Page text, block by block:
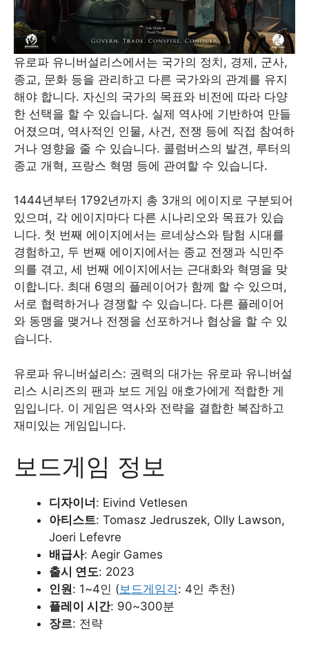
유로파 유니버설리스에서는 국가의 정치, 경제, 군사,
종교, 문화 등을 관리하고 다른 국가와의 관계를 유지
해야 합니다. 자신의 국가의 목표와 비전에 따라 다양
한 선택을 할 수 있습니다. 실제 역사에 기반하여 만들
어졌으며, 역사적인 인물, 사건, 전쟁 등에 직접 참여하
거나 영향을 줄 수 있습니다. 콜럼버스의 발견, 루터의
종교 개혁, 프랑스 혁명 등에 관여할 수 있습니다.
1444년부터 1792년까지 총 3개의 에이지로 구분되어
있으며, 각 에이지마다 다른 시나리오와 목표가 있습
니다. 첫 번째 에이지에서는 르네상스와 탐험 시대를
경험하고, 두 번째 에이지에서는 종교 전쟁과 식민주
의를 겪고, 세 번째 에이지에서는 근대화와 혁명을 맞
이합니다. 최대 6명의 플레이어가 함께 할 수 있으며,
서로 협력하거나 경쟁할 수 있습니다. 다른 플레이어
와 동맹을 맺거나 전쟁을 선포하거나 협상을 할 수 있
습니다.
유로파 유니버설리스: 권력의 대가는 유로파 유니버설
리스 시리즈의 팬과 보드 게임 애호가에게 적합한 게
임입니다. 이 게임은 역사와 전략을 결합한 복잡하고
재미있는 게임입니다.
보드게임 정보
디자이너 : Eivind Vetlesen
아티스트: Tomasz Jedruszek, Olly Lawson,
Joeri Lefevre
배급사: Aegir Games
출시 연도: 2023
인원: 1~4인 (보드게임긱: 4인 추천)
플레이 시간: 90~300분
장르: 전략